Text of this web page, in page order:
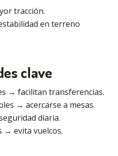
tracción.
en terreno
clave
→ facilitan transferencias.
→ acercarse a mesas.
diaria.
→ evita vuelcos.